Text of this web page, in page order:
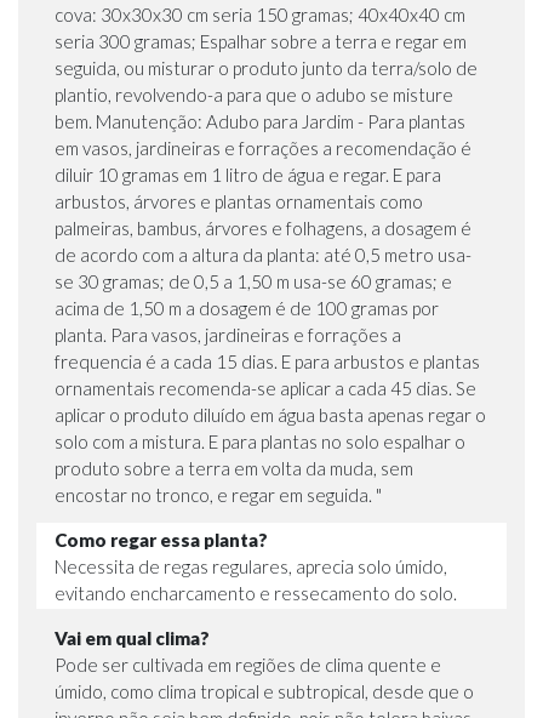
cova: 30x30x30 cm seria 150 gramas; 40x40x40 cm
seria 300 gramas; Espalhar sobre a terra e regar em
seguida, ou misturar o produto junto da terra/solo de
plantio, revolvendo-a para que o adubo se misture
bem. Manutenção: Adubo para Jardim - Para plantas
em vasos, jardineiras e forrações a recomendação é
diluir 10 gramas em 1 litro de água e regar. E para
arbustos, árvores e plantas ornamentais como
palmeiras, bambus, árvores e folhagens, a dosagem é
de acordo com a altura da planta: até 0,5 metro usa-
se 30 gramas; de 0,5 a 1,50 m usa-se 60 gramas; e
acima de 1,50 m a dosagem é de 100 gramas por
planta. Para vasos, jardineiras e forrações a
frequencia é a cada 15 dias. E para arbustos e plantas
ornamentais recomenda-se aplicar a cada 45 dias. Se
aplicar o produto diluído em água basta apenas regar o
solo com a mistura. E para plantas no solo espalhar o
produto sobre a terra em volta da muda, sem
encostar no tronco, e regar em seguida. "
Como regar essa planta?
Necessita de regas regulares, aprecia solo úmido,
evitando encharcamento e ressecamento do solo.
Vai em qual clima?
Pode ser cultivada em regiões de clima quente e
úmido, como clima tropical e subtropical, desde que o